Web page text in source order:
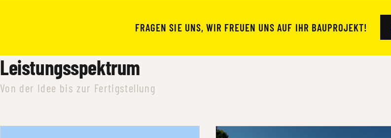
FRAGEN SIE UNS, WIR FREUEN UNS AUF IHR BAUPROJEKT!
Leistungsspektrum
Von der Idee bis zur Fertigstellung